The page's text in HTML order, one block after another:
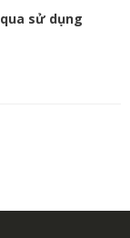
qua sử dụng